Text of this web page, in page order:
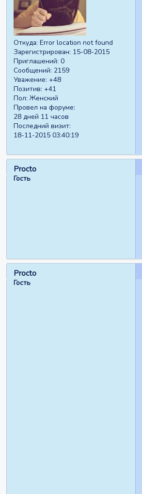
Откуда: Error location not found
Зарегистрирован: 15-08-2015
Приглашений: 0
Сообщений: 2159
Уважение: +48
Позитив: +41
Пол: Женский
Провел на форуме:
28 дней 11 часов
Последний визит:
18-11-2015 03:40:19
Procto
Гость
Procto
Гость